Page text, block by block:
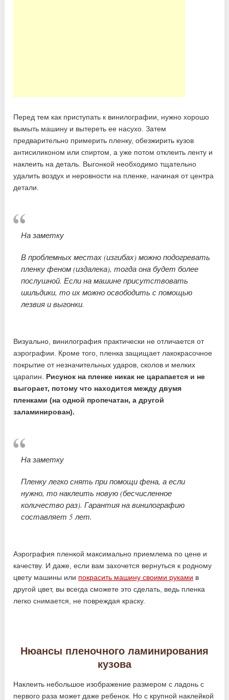
Перед тем как приступать к винилографии, нужно хорошо
вымыть машину и вытереть ее насухо. Затем
предварительно примерить пленку, обезжирить кузов
антисиликоном или спиртом, а уже потом отклеить ленту и
наклеить на деталь. Выгонкой необходимо тщательно
удалить воздух и неровности на пленке, начиная от центра
детали.
На заметку
В проблемных местах (изгибах) можно подогревать
пленку феном (издалека), тогда она будет более
послушной. Если на машине присутствовать
шильдики, то их можно освободить с помощью
лезвия и выгонки.
Визуально, винилография практически не отличается от
аэрографии. Кроме того, пленка защищает лакокрасочное
покрытие от незначительных ударов, сколов и мелких
царапин. Рисунок на пленке никак не царапается и не
выгорает, потому что находится между двумя
пленками (на одной пропечатан, а другой
заламинирован).
На заметку
Пленку легко снять при помощи фена, а если
нужно, то наклеить новую (бесчисленное
количество раз). Гарантия на винилографию
составляет 5 лет.
Аэрография пленкой максимально приемлема по цене и
качеству. И даже, если вам захочется вернуться к родному
цвету машины или покрасить машину своими руками в
другой цвет, вы всегда сможете это сделать, ведь пленка
легко снимается, не повреждая краску.
Нюансы пленочного ламинирования
кузова
Наклеить небольшое изображение размером с ладонь с
первого раза может даже ребенок. Но с крупной наклейкой